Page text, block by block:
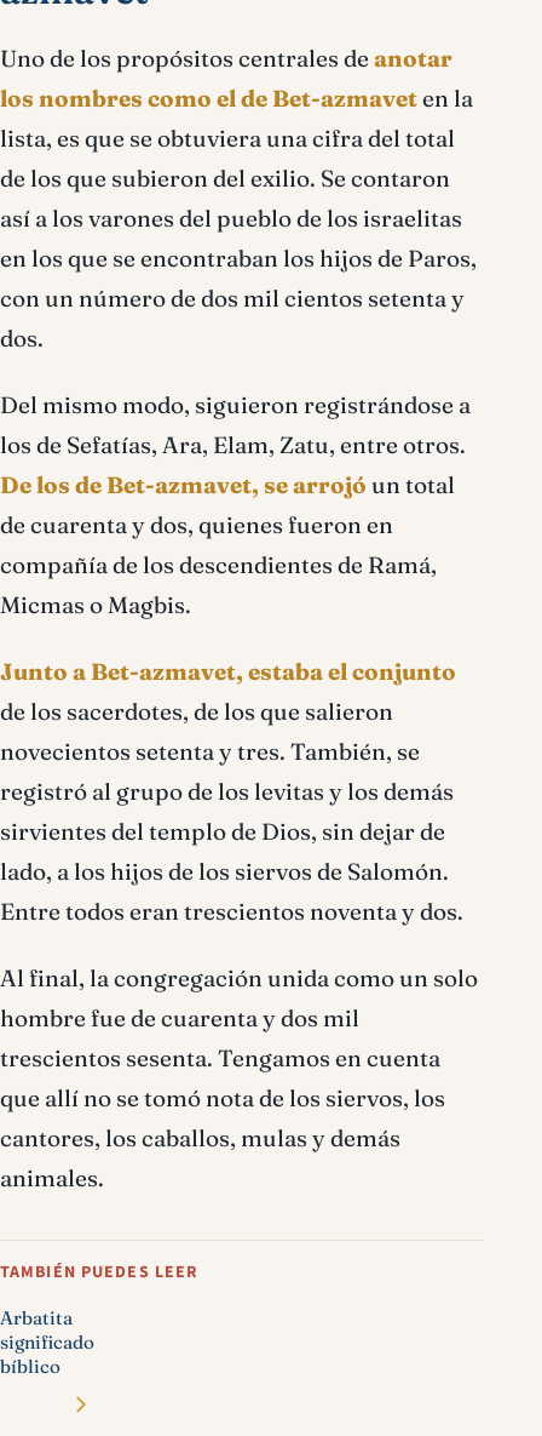
Uno de los propósitos centrales de anotar
los nombres como el de Bet-azmaveten la
lista, es que se obtuviera una cifra del total
de los que subieron del exilio. Se contaron
así a los varones del pueblo de los israelitas
en los que se encontraban los hijos de Paros,
con un número de dos mil cientos setenta y
dos.
Del mismo modo, siguieron registrándose a
los de Sefatías, Ara, Elam, Zatu, entre otros.
De los de Bet-azmavet, se arrojó un total
de cuarenta y dos, quienes fueron en
compañía de los descendientes de Ramá,
Micmas o Magbis.
Junto a Bet-azmavet, estaba el conjunto
de los sacerdotes, de los que salieron
novecientos setenta y tres. También, se
registró al grupo de los levitas y los demás
sirvientes del templo de Dios, sin dejar de
lado, a los hijos de los siervos de Salomón.
Entre todos eran trescientos noventa y dos.
Al final, la congregación unida como un solo
hombre fue de cuarenta y dos mil
trescientos sesenta. Tengamos en cuenta
que allí no se tomó nota de los siervos, los
cantores, los caballos, mulas y demás
animales.
TAMBIÉN PUEDES LEER
Arbatita
significado
bíblico